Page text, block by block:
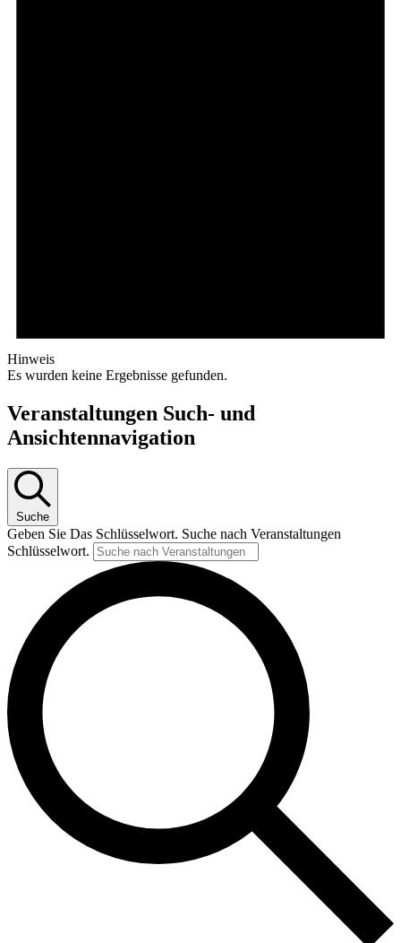
Hinweis
Es wurden keine Ergebnisse gefunden.
Veranstaltungen Such- und
Ansichtennavigation
Suche
Geben Sie Das Schlüsselwort. Suche nach Veranstaltungen
Schlüsselwort.